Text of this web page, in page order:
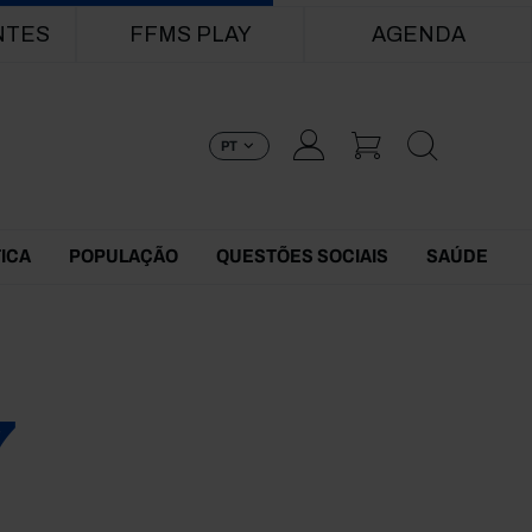
FFMS PLAY AGENDA
PT
POPULAÇÃO QUESTÕES SOCIAIS SAÚDE